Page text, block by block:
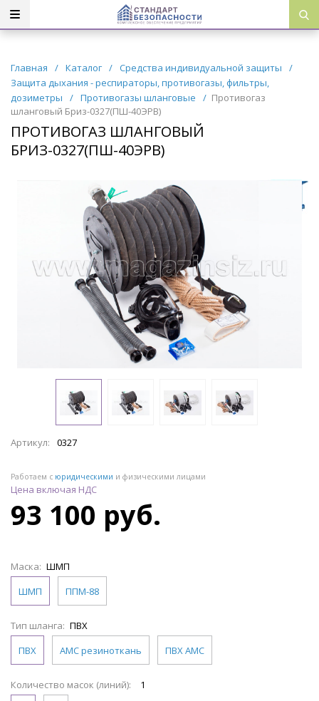
Главная / Каталог / Средства индивидуальной защиты
/
Защита дыхания - респираторы, противогазы, фильтры,
дозиметры
/ Противогазы шланговые / Противогаз
шланговый Бриз-0327(ПШ-40ЭРВ)
ПРОТИВОГАЗ ШЛАНГОВЫЙ
БРИЗ-0327(ПШ-40ЭРВ)
Артикул: 0327
Работаем с юридическими и физическими лицами
Цена включая НДС
93 100 руб.
Маска: ШМП
ШМП
ППМ-88
Тип шланга: ПВХ
ПВХ
АМС резиноткань ПВХ АМС
Количество масок (линий):
1